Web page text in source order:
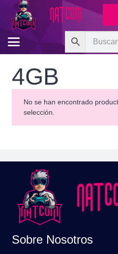
4GB
No se han encontrado
selección.
Sobre Nosotros